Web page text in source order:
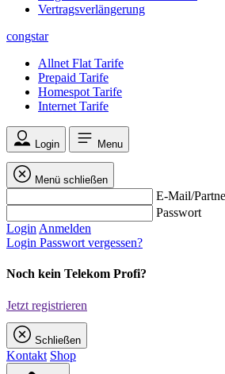
Vertragsverlängerung
congstar
Allnet Flat Tarife
Prepaid Tarife
Homespot Tarife
Internet Tarife
Login Menu
Menü schließen
E-Mail/
Passwort
Login Anmelden
Login Passwort vergessen?
Noch kein Telekom Profi?
Jetzt registrieren
Schließen
Kontakt Shop